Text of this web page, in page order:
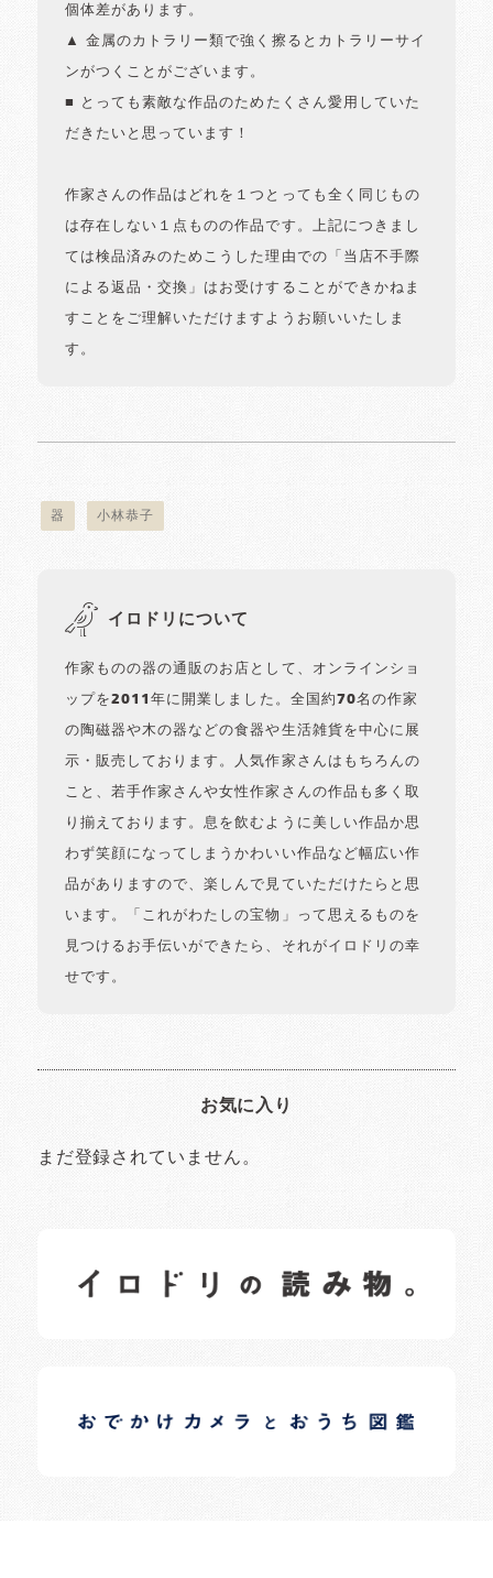
個体差があります。
▲ 金属のカトラリー類で強く擦るとカトラリーサイ
ンがつくことがございます。
■ とっても素敵な作品のためたくさん愛用していた
だきたいと思っています！
作家さんの作品はどれを１つとっても全く同じもの
は存在しない１点ものの作品です。上記につきまし
ては検品済みのためこうした理由での「当店不手際
による返品・交換」はお受けすることができかねま
すことをご理解いただけますようお願いいたしま
す。
器 小林恭子
イロドリについて
作家ものの器の通販のお店として、オンラインショ
ップを2011年に開業しました。全国約70名の作家
の陶磁器や木の器などの食器や生活雑貨を中心に展
示・販売しております。人気作家さんはもちろんの
こと、若手作家さんや女性作家さんの作品も多く取
り揃えております。息を飲むように美しい作品か思
わず笑顔になってしまうかわいい作品など幅広い作
品がありますので、楽しんで見ていただけたらと思
います。「これがわたしの宝物」って思えるものを
見つけるお手伝いができたら、それがイロドリの幸
せです。
お気に入り
まだ登録されていません。
日常の様子など随時更新中です。
日常の様子など随時更新中です。